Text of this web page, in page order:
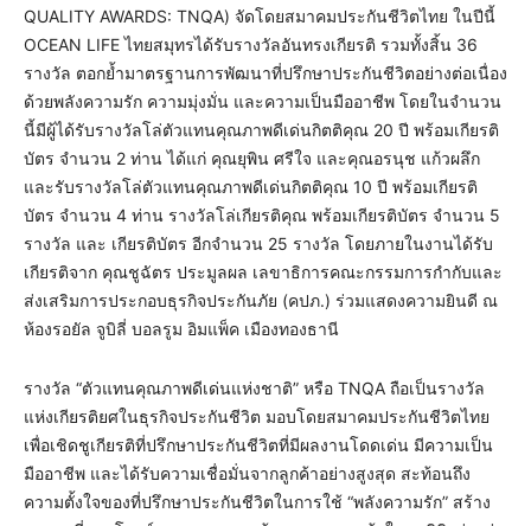
QUALITY AWARDS: TNQA) จัดโดยสมาคมประกันชีวิตไทย ในปีนี้
OCEAN LIFE ไทยสมุทรได้รับรางวัลอันทรงเกียรติ รวมทั้งสิ้น 36
รางวัล ตอกย้ำมาตรฐานการพัฒนาที่ปรึกษาประกันชีวิตอย่างต่อเนื่อง
ด้วยพลังความรัก ความมุ่งมั่น และความเป็นมืออาชีพ โดยในจำนวน
นี้มีผู้ได้รับรางวัลโล่ตัวแทนคุณภาพดีเด่นกิตติคุณ 20 ปี พร้อมเกียรติ
บัตร จำนวน 2 ท่าน ได้แก่ คุณยุพิน ศรีใจ และคุณอรนุช แก้วผลึก
และรับรางวัลโล่ตัวแทนคุณภาพดีเด่นกิตติคุณ 10 ปี พร้อมเกียรติ
บัตร จำนวน 4 ท่าน รางวัลโล่เกียรติคุณ พร้อมเกียรติบัตร จำนวน 5
รางวัล และ เกียรติบัตร อีกจำนวน 25 รางวัล โดยภายในงานได้รับ
เกียรติจาก คุณชูฉัตร ประมูลผล เลขาธิการคณะกรรมการกำกับและ
ส่งเสริมการประกอบธุรกิจประกันภัย (คปภ.) ร่วมแสดงความยินดี ณ
ห้องรอยัล จูบิลี่ บอลรูม อิมแพ็ค เมืองทองธานี
รางวัล “ตัวแทนคุณภาพดีเด่นแห่งชาติ” หรือ TNQA ถือเป็นรางวัล
แห่งเกียรติยศในธุรกิจประกันชีวิต มอบโดยสมาคมประกันชีวิตไทย
เพื่อเชิดชูเกียรติที่ปรึกษาประกันชีวิตที่มีผลงานโดดเด่น มีความเป็น
มืออาชีพ และได้รับความเชื่อมั่นจากลูกค้าอย่างสูงสุด สะท้อนถึง
ความตั้งใจของที่ปรึกษาประกันชีวิตในการใช้ “พลังความรัก” สร้าง